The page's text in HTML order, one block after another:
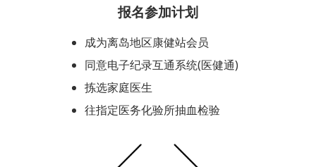
报名参加计划
成为离岛地区康健站会员
同意电子纪录互通系统(医健通)
拣选家庭医生
往指定医务化验所抽血检验